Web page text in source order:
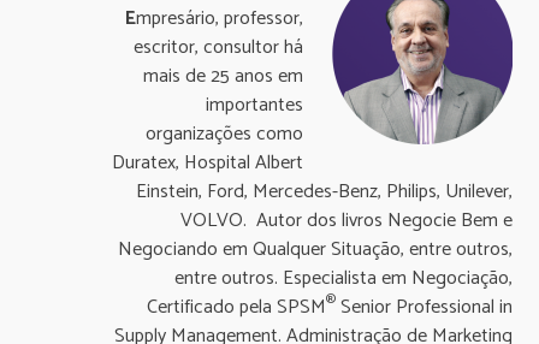
Empresário, professor,
escritor, consultor há
mais de 25 anos em
importantes
organizações como
Duratex, Hospital Albert
Einstein, Ford, Mercedes-Benz, Philips, Unilever,
VOLVO. Autor dos livros Negocie Bem e
Negociando em Qualquer Situação, entre outros,
entre outros. Especialista em Negociação,
Certificado pela SPSM®Senior Professional in
Supply Management. Administração de Marketing